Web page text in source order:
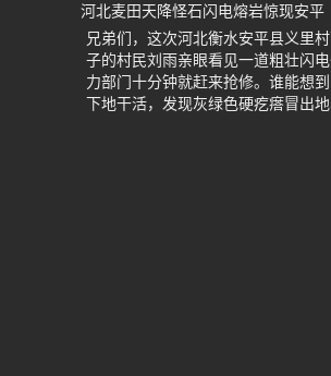
河北麦田天降怪石闪电熔岩惊现安平
兄弟们，这次河北衡水安平县义里
子的村民刘雨亲眼看见一道粗壮闪
力部门十分钟就赶来抢修。谁能想
下地干活，发现灰绿色硬疙瘩冒出